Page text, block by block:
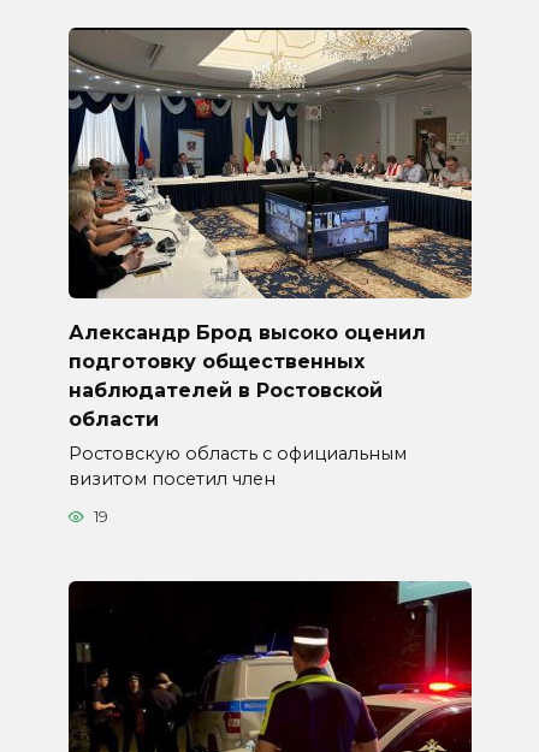
Александр Брод высоко оценил
подготовку общественных
наблюдателей в Ростовской
области
Ростовскую область с официальным
визитом посетил член
19